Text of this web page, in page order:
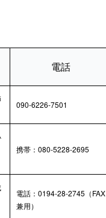
電話
090-6226-7501
携帯：080-5228-2695
電話：0194-28-2745（FAX
兼用）